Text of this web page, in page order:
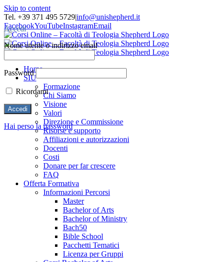
Skip to content
Tel. +39 371 495 5729|info@unishepherd.it
FacebookYouTubeInstagramEmail
Home
SIU
Formazione
Chi Siamo
Visione
Valori
Direzione e Commissione
Risorse e supporto
Affiliazioni e autorizzazioni
Docenti
Costi
Donare per far crescere
FAQ
Offerta Formativa
Informazioni Percorsi
Master
Bachelor of Arts
Bachelor of Ministry
Bach50
Bible School
Pacchetti Tematici
Licenza per Gruppi
Accedi
Nome utente o indirizzo email
Password
Ricordami
Hai perso la password